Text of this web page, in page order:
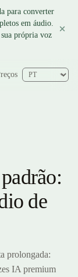
para converter
em áudio.
própria voz
de
prolongada:
IA premium